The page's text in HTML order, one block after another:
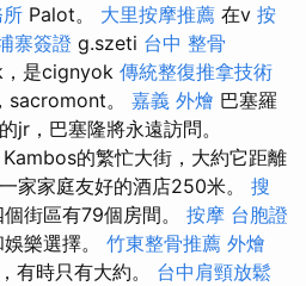
Palot。 大里按摩推薦 在v 按
寨簽證 g.szeti 台中 整骨
是cignyok 傳統整復推拿技術
sacromont。 嘉義 外燴 巴塞羅
jr，巴塞隆將永遠訪問。
Kambos的繁忙大街，大約它距離
家家庭友好的酒店250米。 搜
街區有79個房間。 按摩 台胞證
樂選擇。 竹東整骨推薦 外燴
有時只有大約。 台中肩頸放鬆